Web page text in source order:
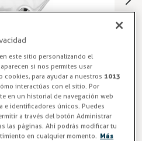
Cierre Industrial
este sitio personalizando el
si nos permites usar
cookies, para ayudar a nuestros 1013
interactúas con el sitio. Por
en un historial de navegación web
e identificadores únicos. Puedes
a través del botón Administrar
las páginas. Ahí podrás modificar tu
en cualquier momento. Más